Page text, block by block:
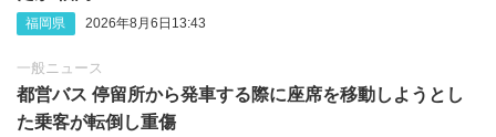
福岡県 2026年8月6日13:43
一般ニュース
都営バス 停留所から発車する際に座席を移動しようとし
た乗客が転倒し重傷